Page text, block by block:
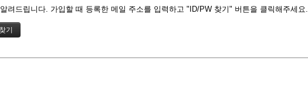
려드립니다. 가입할 때 등록한 메일 주소를 입력하고 "ID/PW 찾기" 버튼을 클릭해주세요.